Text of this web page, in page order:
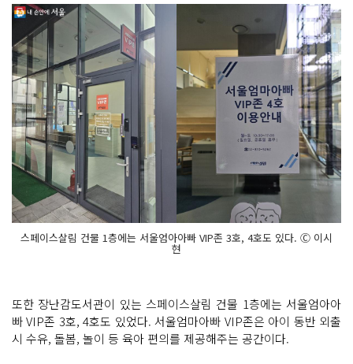
스페이스살림 건물 1층에는 서울엄아아빠 VIP존 3호, 4호도 있다. Ⓒ 이시
현
또한 장난감도서관이 있는 스페이스살림 건물 1층에는 서울엄아아
빠 VIP존 3호, 4호도 있었다. 서울엄마아빠 VIP존은 아이 동반 외출
시 수유, 돌봄, 놀이 등 육아 편의를 제공해주는 공간이다.